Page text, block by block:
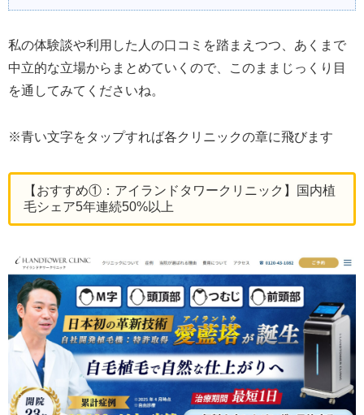
私の体験談や利用した人の口コミを踏まえつつ、あくまで
中立的な立場からまとめていくので、このままじっくり目
を通してみてくださいね。
※青い文字をタップすれば各クリニックの章に飛びます
【おすすめ①：アイランドタワークリニック】国内植
毛シェア5年連続50%以上